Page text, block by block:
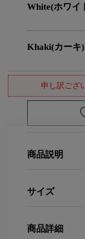
White(ホワイ
Khaki(カーキ)
申し訳ござ
商品説明
サイズ
商品詳細